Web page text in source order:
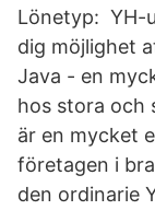
Lönetyp: YH-
dig möjlighet
Java - en
hos stora och
är en mycket
företagen i
den ordinarie